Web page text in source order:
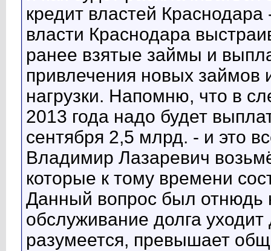
кредит властей
власти Краснодара
ранее взятые займы и
привлечения новых займов
нагрузки. Напомню, что в
2013 года надо будет
сентября 2,5 млрд. - и это
Владимир Лазаревич
которые к тому времени
Данный вопрос был отнюдь
обслуживание долга
разумеется, превышает